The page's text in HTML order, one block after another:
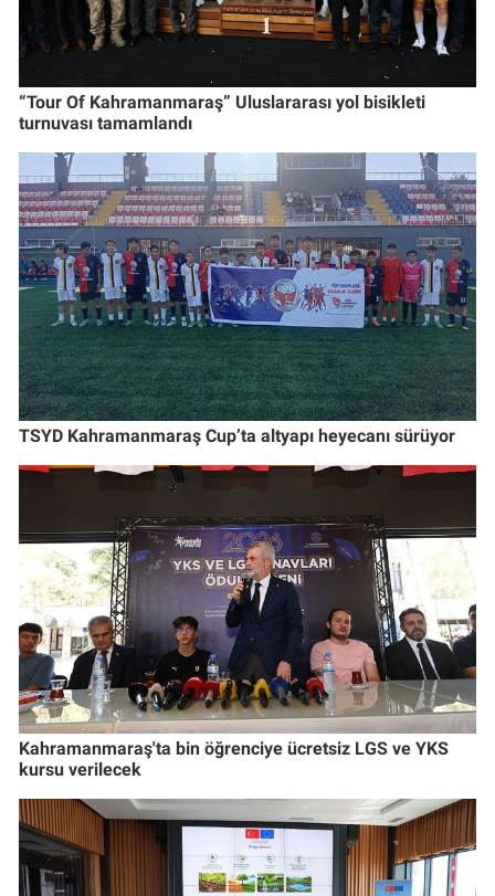
“Tour Of Kahramanmaraş” Uluslararası yol bisikleti
turnuvası tamamlandı
TSYD Kahramanmaraş Cup’ta altyapı heyecanı sürüyor
Kahramanmaraş'ta bin öğrenciye ücretsiz LGS ve YKS
kursu verilecek